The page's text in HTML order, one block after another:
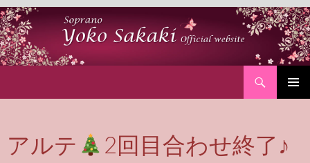
アルテ 2回目合わせ終了♪